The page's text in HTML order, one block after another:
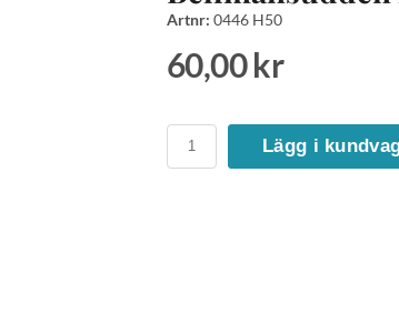
Artnr: 0446 H50
60,00 kr
Lägg i